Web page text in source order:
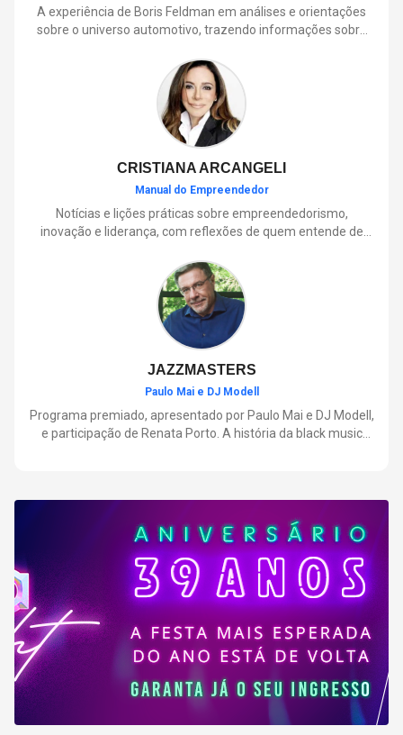
A experiência de Boris Feldman em análises e orientações
sobre o universo automotivo, trazendo informações sobre
que envolve o dia a dia dos motoristas.
CRISTIANA ARCANGELI
Manual do Empreendedor
Notícias e lições práticas sobre empreendedorismo,
inovação e liderança, com reflexões de quem entende de
JAZZMASTERS
Paulo Mai e DJ Modell
Programa premiado, apresentado por Paulo Mai e DJ Modell,
e participação de Renata Porto. A história da black music